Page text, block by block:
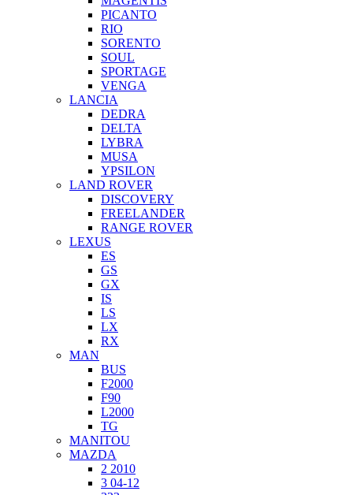
PICANTO
RIO
SORENTO
SOUL
SPORTAGE
VENGA
LANCIA
DEDRA
DELTA
LYBRA
MUSA
YPSILON
LAND ROVER
DISCOVERY
FREELANDER
RANGE ROVER
LEXUS
ES
GS
GX
IS
LS
LX
RX
MAN
BUS
F2000
F90
L2000
TG
MANITOU
MAZDA
2 2010
3 04-12